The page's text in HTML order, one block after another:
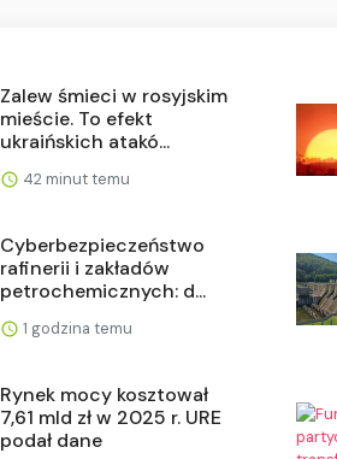
Zalew śmieci w rosyjskim
mieście. To efekt
ukraińskich atakó...
42 minut temu
Cyberbezpieczeństwo
rafinerii i zakładów
petrochemicznych: d...
1 godzina temu
Rynek mocy kosztował
7,61 mld zł w 2025 r. URE
podał dane